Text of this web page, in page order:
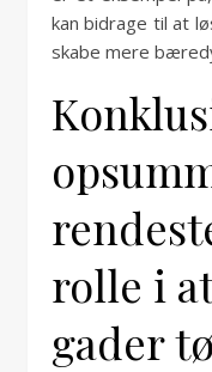
kan bidrage til at
skabe mere
rolle i
gader